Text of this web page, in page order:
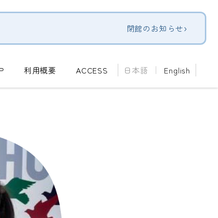
閉館のお知らせ›
利用概要 ACCESS 日本語 English